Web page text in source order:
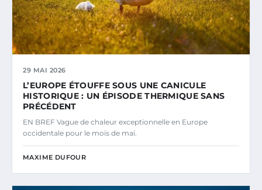
29 MAI 2026
L’EUROPE ÉTOUFFE SOUS UNE CANICULE
HISTORIQUE : UN ÉPISODE THERMIQUE SANS
PRÉCÉDENT
EN BREF Vague de chaleur exceptionnelle en Europe
occidentale pour le mois de mai.
MAXIME DUFOUR